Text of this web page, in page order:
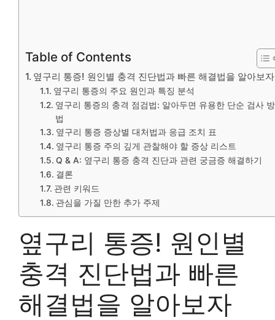
Table of Contents
옆구리 통증! 원인별 충격 진단법과 빠른 해결법을 알아보자
옆구리 통증의 주요 원인과 특징 분석
옆구리 통증의 충격 점검법: 알아두면 유용한 단순 검사 방
법
옆구리 통증 증상별 대처법과 응급 조치 표
옆구리 통증 주의 깊게 관찰해야 할 증상 리스트
Q & A: 옆구리 통증 충격 진단과 관련 궁금증 해결하기
결론
관련 키워드
관심을 가질 만한 추가 주제
옆구리 통증! 원인별
충격 진단법과 빠른
해결법을 알아보자